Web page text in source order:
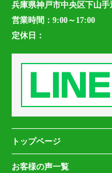
兵庫県神戸市中央区下山
営業時間： 9:00～17:00
定休日：
トップページ
お客様の声一覧